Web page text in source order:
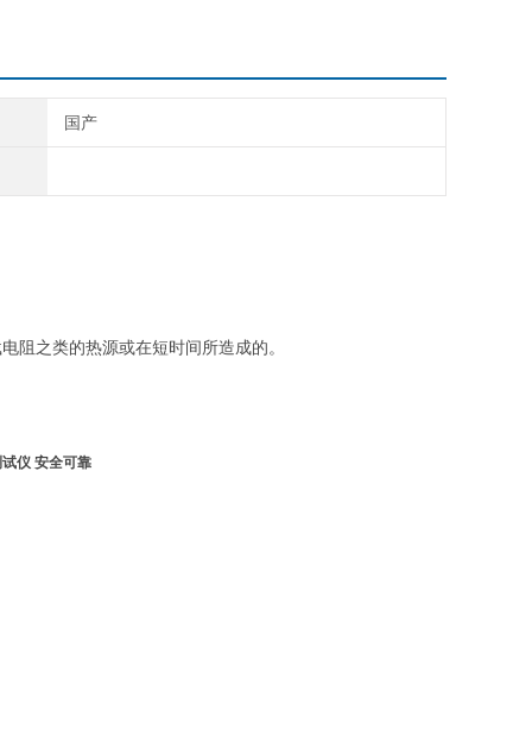
国产
阻之类的热源或在短时间所造成的。
仪 安全可靠